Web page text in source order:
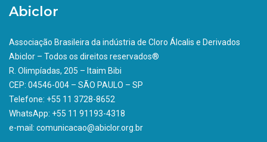
Abiclor
Associação Brasileira da indústria de Cloro Álcalis e Derivados
Abiclor – Todos os direitos reservados®
R. Olimpíadas, 205 – Itaim Bibi
CEP: 04546-004 – SÃO PAULO – SP
Telefone: +55 11 3728-8652
WhatsApp: +55 11 91193-4318
e-mail: comunicacao@abiclor.org.br